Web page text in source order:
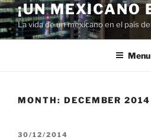
¡UN MEXICANO
La vida de un mexicano en el país
Menu
MONTH: DECEMBER 2014
POSTED
30/12/2014